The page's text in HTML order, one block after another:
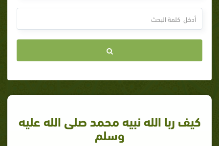
كيف ربا الله نبيه محمد صلى الله عليه
وسلم